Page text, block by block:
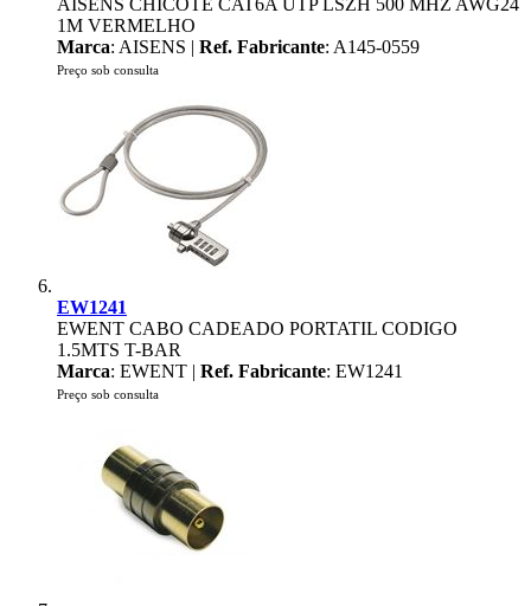
AISENS CHICOTE CAT6A UTP LSZH 500 MHZ AWG24
1M VERMELHO
Marca: AISENS | Ref. Fabricante: A145-0559
Preço sob consulta
EW1241
EWENT CABO CADEADO PORTATIL CODIGO
1.5MTS T-BAR
Marca: EWENT | Ref. Fabricante: EW1241
Preço sob consulta